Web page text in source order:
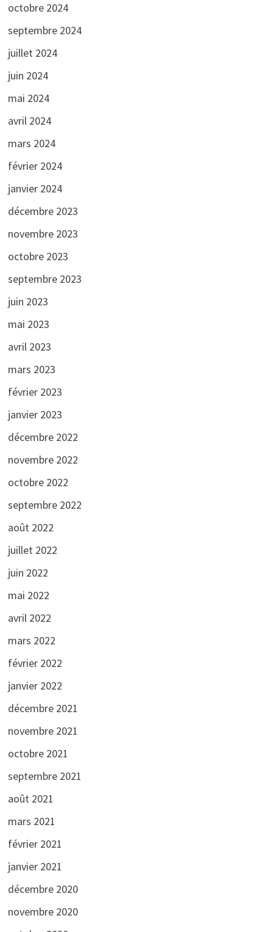
octobre 2024
septembre 2024
juillet 2024
juin 2024
mai 2024
avril 2024
mars 2024
février 2024
janvier 2024
décembre 2023
novembre 2023
octobre 2023
septembre 2023
juin 2023
mai 2023
avril 2023
mars 2023
février 2023
janvier 2023
décembre 2022
novembre 2022
octobre 2022
septembre 2022
août 2022
juillet 2022
juin 2022
mai 2022
avril 2022
mars 2022
février 2022
janvier 2022
décembre 2021
novembre 2021
octobre 2021
septembre 2021
août 2021
mars 2021
février 2021
janvier 2021
décembre 2020
novembre 2020